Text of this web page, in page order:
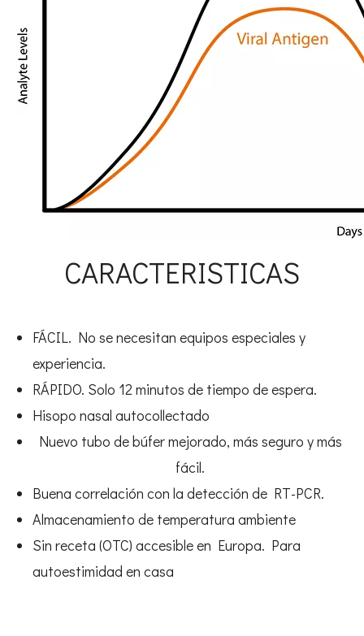
CARACTERISTICAS
FÁCIL. No se necesitan equipos especiales y
experiencia.
RÁPIDO. Solo 12 minutos de tiempo de espera.
Hisopo nasal autocollectado
Nuevo tubo de búfer mejorado, más seguro y más
fácil.
Buena correlación con la detección de RT-PCR.
Almacenamiento de temperatura ambiente
Sin receta (OTC) accesible en Europa. Para
autoestimidad en casa